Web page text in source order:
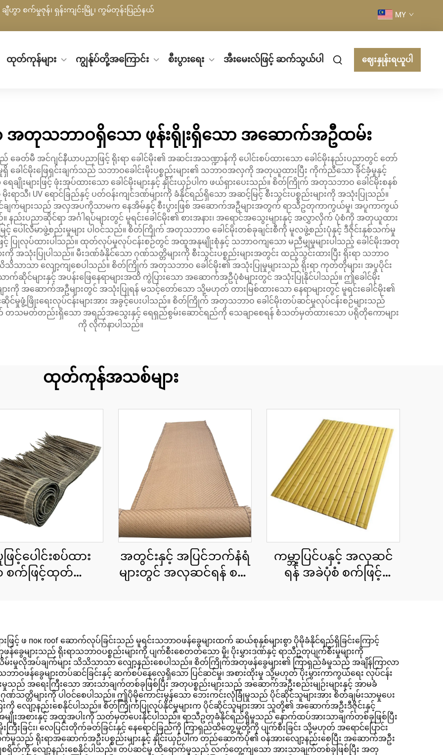
ျီဟွာ စက်မှုဇုန်၊ ရှန်းကျင်းမြို့၊ ကွမ်တုန်းပြည်နယ်
MY
ထုတ်ကုန်များ ကျွန်ုပ်တို့အကြောင်း စီးပွားရေး အီးမေးလ်ဖြင့် ဆက်သွယ်ပါ ဈေးနှုန်းရယူပါ
အတုသဘာဝရှိသော ဖုန်းရိုုးရှိသော အဆောက်အဦထမ်း
မီ အင်ဂျင်နီယာပညာဖြင့် ရိုးရာ ခေါင်မိုး၏ အဆင်းအသဏ္ဍာန်ကို ပေါင်းစပ်ထားသော ခေါင်မိုးနည်းပညာတွင် တော်
င်မိုးဖြေရှင်းချက်သည် သဘာဝခေါင်းမိုးပစ္စည်းများ၏ သဘာဝအလှကို အတုယူထားပြီး ကိုက်ညီသော ခိုင်ခံ့မှုနှင့်
ချိုးများဖြင့် ဖုံးအုပ်ထားသော ခေါင်မိုးများနှင့် နှိုင်းယှဉ်ပါက ဖယ်ရှားပေးသည်။ စိတ်ကြိုက် အတုသဘာဝ ခေါင်မိုးစနစ်
ရာသီ၊ UV ရောင်ခြည်နှင့် ပတ်ဝန်းကျင်ဒဏ်များကို ခံနိုင်ရည်ရှိသော အဆင့်မြင့် စီးသွင်းပစ္စည်းများကို အသုံးပြုသည်။
က်များသည် အလှအပကိုသာမက နေအိမ်နှင့် စီးပွားဖြစ် အဆောက်အဦများအတွက် ရာသီဥတုကာကွယ်မှု၊ အပူကာကွယ်
ည်းပညာဆိုင်ရာ အင်္ဂါရပ်များတွင် မူရင်းခေါင်မိုး၏ စားအနား၊ အရောင်အသွေးများနှင့် အလွှာလိုက် ပုံစံကို အတုယူထား
င့် ပေါ်လီမာဖွဲ့စည်းမှုများ ပါဝင်သည်။ စိတ်ကြိုက် အတုသဘာဝ ခေါင်မိုးတစ်ခုချင်းစီကို မူလဖွဲ့စည်းပုံနှင့် ဒီဇိုင်းနှစ်သက်မှု
ြင့် ပြုလုပ်ထားပါသည်။ ထုတ်လုပ်မှုလုပ်ငန်းစဉ်တွင် အထူအနုမျိုးစုံနှင့် သဘာဝကျသော မညီမျှမှုများပါသည့် ခေါင်မိုးအတု
ကို အသုံးပြုပါသည်။ မီးဒဏ်ခံနိုင်သော ဂုဏ်သတ္တိများကို စီးသွင်းပစ္စည်းများအတွင်း ထည့်သွင်းထားပြီး ရိုးရာ သဘာဝ
သိသိသာသာ လျော့ကျစေပါသည်။ စိတ်ကြိုက် အတုသဘာဝ ခေါင်မိုး၏ အသုံးပြုမှုများသည် ရိုးရာ ကုတ်တိုများ၊ အပူပိုင်း
ာက်ဆိုင်များနှင့် အပန်းဖြေနေရာများအထိ ကွဲပြားသော အဆောက်အဦပုံစံများတွင် အသုံးပြုနိုင်ပါသည်။ ဤခေါင်မိုး
ားကို အဆောက်အဦများတွင် အသုံးပြုရန် မသင့်တော်သော သို့မဟုတ် တားမြစ်ထားသော နေရာများတွင် မူရင်းခေါင်မိုး၏
ဖွံ့ဖြိုးရေးလုပ်ငန်းများအား အခွင့်ပေးပါသည်။ စိတ်ကြိုက် အတုသဘာဝ ခေါင်မိုးတပ်ဆင်မှုလုပ်ငန်းစဉ်များသည်
က် တသမတ်တည်းရှိသော အရည်အသွေးနှင့် ရေရှည်စွမ်းဆောင်ရည်ကို သေချာစေရန် စံသတ်မှတ်ထားသော ပရိုတိုကောများ
ကို လိုက်နာပါသည်။
ထုတ်ကုန်အသစ်များ
ြင့်ပေါင်းစပ်ထား
စက်ဖြင့်ထုတ်ထား
ကောင်းမွန်ခြင်း
အတွင်းနှင့် အပြင်ဘက်နံရံ
များတွင် အလှဆင်ရန် စက်
ကမ္ဘာ့ပြင်ပနှင့် အလှဆင်
ရန် အခဲပုံစံ စက်ဖြင့်
င့် ဖ пок roof ဆောက်လုပ်ခြင်းသည် မူရင်းသဘာဝဖန်ခွေများထက် ဆယ်စုနှစ်များစွာ ပိုမိုခံနိုင်ရည်ရှိခြင်းကြောင့်
ေများသည် ရိုးရာသဘာဝပစ္စည်းများကို ပျက်စီးစေတတ်သော မှို၊ ပိုးမွှားဒဏ်နှင့် ရာသီဥတုပျက်စီးမှုများကို
မ်းမှုလိုအပ်ချက်များ သိသိသာသာ လျော့နည်းစေပါသည်။ စိတ်ကြိုက်အတုဖန်ခွေများ၏ ကြာရှည်ခံမှုသည် အချိန်ကြာလာ
ာဝဖန်ခွေများတပ်ဆင်ခြင်းနှင့် ဆက်စပ်နေလေ့ရှိသော ပြင်ဆင်မှု၊ အစားထိုးမှု သို့မဟုတ် ပိုးမွှားကာကွယ်ရေး လုပ်ငန်း
မှုသည် အရေးကြီးသော အားသာချက်တစ်ခုဖြစ်ပြီး အတုပစ္စည်းများသည် အဆောက်အဦးစည်းမျဉ်းများနှင့် အာမခံ
သတ္တိများကို ပါဝင်စေပါသည်။ ဤပိုမိုကောင်းမွန်သော ဘေးကင်းလုံခြုံမှုသည် ပိုင်ဆိုင်သူများအား စိတ်ချမ်းသာမှုပေး
ေးကို လျော့နည်းစေနိုင်ပါသည်။ စိတ်ကြိုက်ပြုလုပ်နိုင်မှုများက ပိုင်ဆိုင်သူများအား သူတို့၏ အဆောက်အဦးဒီဇိုင်းနှင့်
ျိုးအစားနှင့် အထူအပါးကို သတ်မှတ်ပေးနိုင်ပါသည်။ ရာသီဥတုခံနိုင်ရည်ရှိမှုသည် နောက်ထပ်အားသာချက်တစ်ခုဖြစ်ပြီး
ကြီးခြင်း၊ လေပြင်းတိုက်ခတ်ခြင်းနှင့် နေရောင်ခြည်ကို ကြာရှည်ထိတွေ့မှုတို့ကို ပျက်စီးခြင်း သို့မဟုတ် အရောင်ပြောင်း
က်မှုသည် ရိုးရာအဆောက်အဦးပစ္စည်းများနှင့် နှိုင်းယှဉ်ပါက တည်ဆောက်ပုံ၏ ဝန်အားလျော့နည်းစေပြီး အဆောက်အဦး
ကို လျော့နည်းစေနိုင်ပါသည်။ တပ်ဆင်မှု ထိရောက်မှုသည် လက်တွေ့ကျသော အားသာချက်တစ်ခုဖြစ်ပြီး အတု